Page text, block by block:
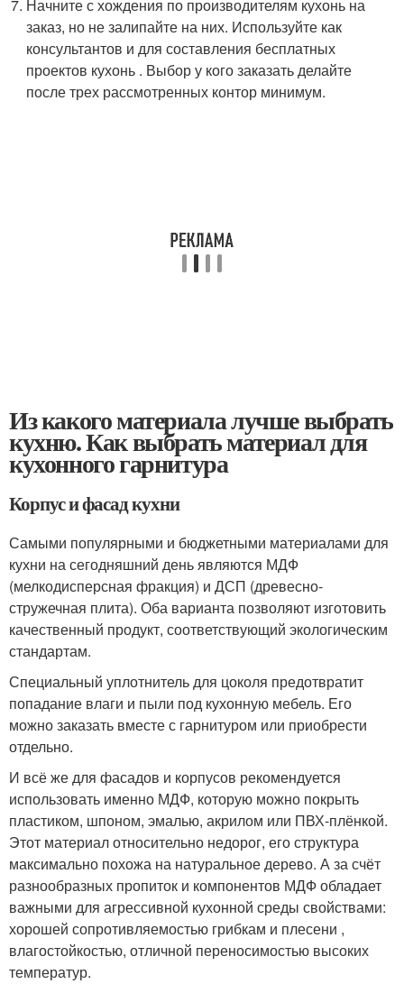
Начните с хождения по производителям кухонь на
заказ, но не залипайте на них. Используйте как
консультантов и для составления бесплатных
проектов кухонь . Выбор у кого заказать делайте
после трех рассмотренных контор минимум.
Из какого материала лучше выбрать
кухню. Как выбрать материал для
кухонного гарнитура
Корпус и фасад кухни
Самыми популярными и бюджетными материалами для
кухни на сегодняшний день являются МДФ
(мелкодисперсная фракция) и ДСП (древесно-
стружечная плита). Оба варианта позволяют изготовить
качественный продукт, соответствующий экологическим
стандартам.
Специальный уплотнитель для цоколя предотвратит
попадание влаги и пыли под кухонную мебель. Его
можно заказать вместе с гарнитуром или приобрести
отдельно.
И всё же для фасадов и корпусов рекомендуется
использовать именно МДФ, которую можно покрыть
пластиком, шпоном, эмалью, акрилом или ПВХ-плёнкой.
Этот материал относительно недорог, его структура
максимально похожа на натуральное дерево. А за счёт
разнообразных пропиток и компонентов МДФ обладает
важными для агрессивной кухонной среды свойствами:
хорошей сопротивляемостью грибкам и плесени ,
влагостойкостью, отличной переносимостью высоких
температур.